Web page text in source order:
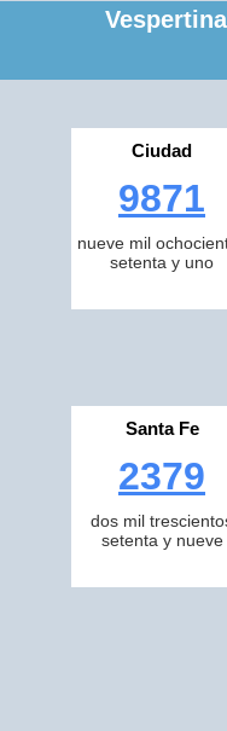
Ciudad
9871
nueve mil
setenta y uno
Santa Fe
2379
dos mil
setenta y nueve